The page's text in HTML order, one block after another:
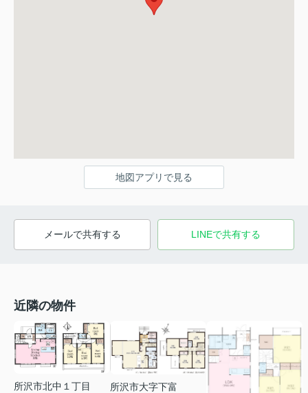
地図アプリで見る
メールで共有する LINEで共有する
近隣の物件
所沢市北中１丁目
所沢市大字下富